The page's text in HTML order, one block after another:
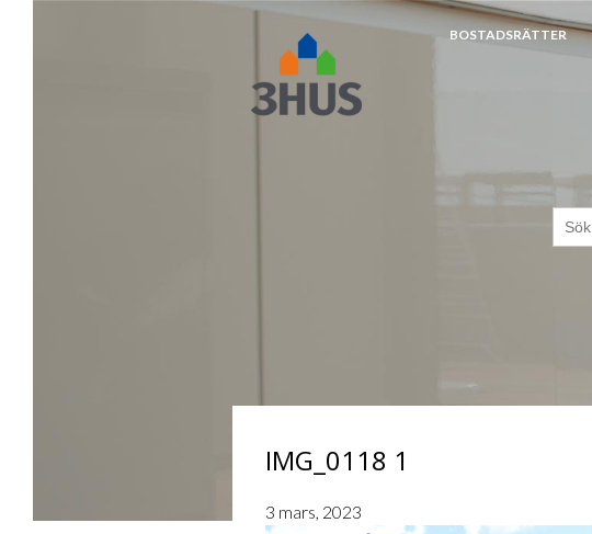
BOSTADSRÄTTER
Sök
efter:
IMG_0118 1
3 mars, 2023